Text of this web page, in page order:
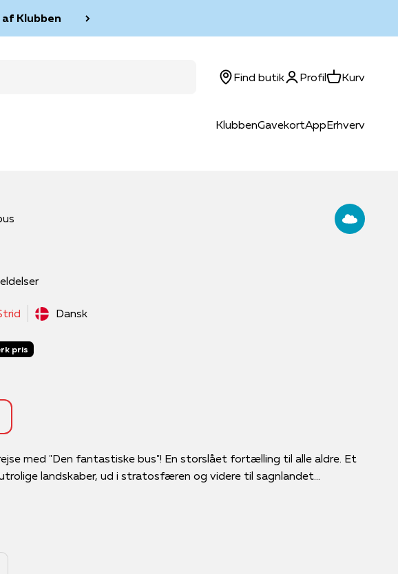
Klubben
KlubbenGavekortAppErhverv
Find butikLog ind
ProfilKurvKurv
Dansk
pris
med "Den fantastiske bus"! En storslået fortælling til alle aldre. Et
landskaber, ud i stratosfæren og videre til sagnlandet...